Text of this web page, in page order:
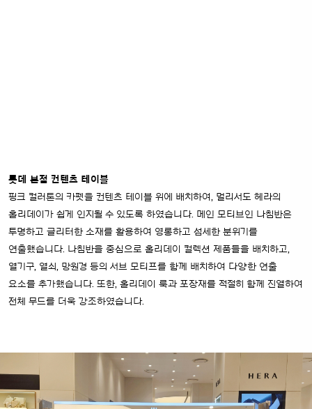
롯데 본점 컨텐츠 테이블
핑크 컬러톤의 카펫을 컨텐츠 테이블 위에 배치하여, 멀리서도 헤라의
홀리데이가 쉽게 인지될 수 있도록 하였습니다. 메인 모티브인 나침반은
투명하고 글리터한 소재를 활용하여 영롱하고 섬세한 분위기를
연출했습니다. 나침반을 중심으로 홀리데이 컬렉션 제품들을 배치하고,
열기구, 열쇠, 망원경 등의 서브 모티프를 함께 배치하여 다양한 연출
요소를 추가했습니다. 또한, 홀리데이 룩과 포장재를 적절히 함께 진열하여
전체 무드를 더욱 강조하였습니다.